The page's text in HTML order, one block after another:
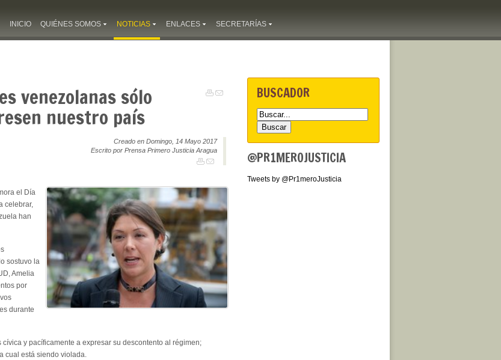
INICIO QUIÉNES SOMOS NOTICIAS ENLACES SECRETARÍAS
venezolanas sólo
nuestro país
Creado en Domingo, 14 Mayo 2017
Escrito por Prensa Primero Justicia Aragua
el Día
celebrar,
han
sostuvo la
Amelia
por
durante
y pacíficamente a expresar su descontento al régimen;
cual está siendo violada.
BUSCADOR
@PR1MEROJUSTICIA
Tweets by @Pr1meroJusticia